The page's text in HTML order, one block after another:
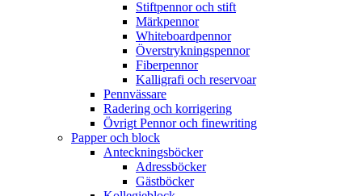
Stiftpennor och stift
Märkpennor
Whiteboardpennor
Överstrykningspennor
Fiberpennor
Kalligrafi och reservoar
Pennvässare
Radering och korrigering
Övrigt Pennor och finewriting
Papper och block
Anteckningsböcker
Adressböcker
Gästböcker